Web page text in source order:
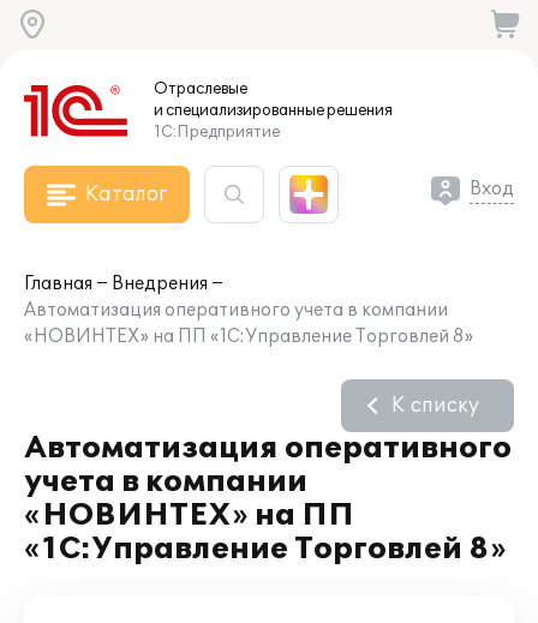
Отраслевые
и специализированныерешения
1С:Предприятие
Каталог Вход
Главная
Внедрения
Автоматизация оперативного учета в компании
«НОВИНТЕХ» на ПП «1С:Управление Торговлей 8»
Автоматизация оперативного
учета в компании
«НОВИНТЕХ» на ПП
«1С:Управление Торговлей 8»
К списку